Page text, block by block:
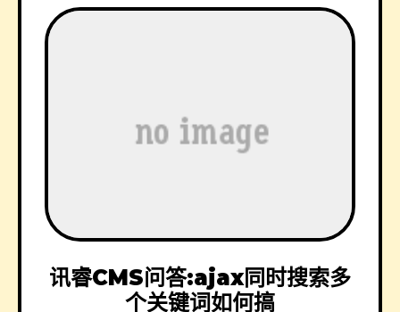
讯睿CMS问答:ajax同时搜索多
个关键词如何搞